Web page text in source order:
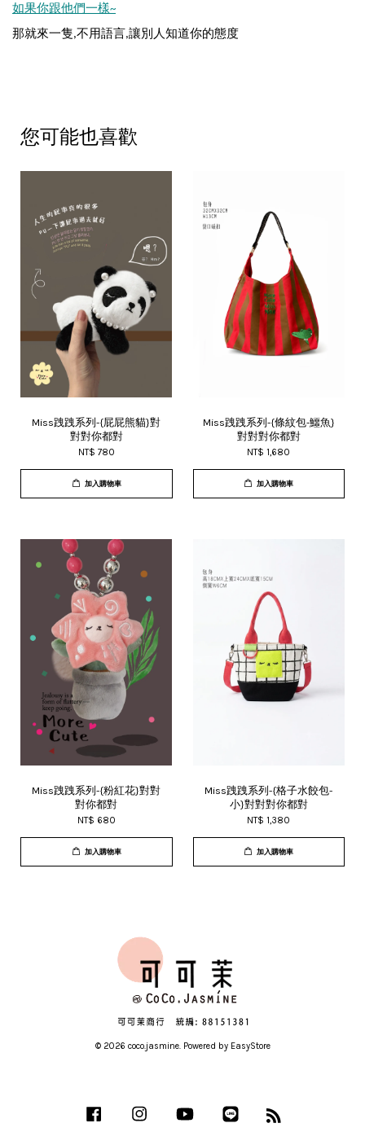
如果你跟他們一樣~
那就來一隻,不用語言,讓別人知道你的態度
您可能也喜歡
Miss跩跩系列-{屁屁熊貓}對
對對你都對
NT$ 780
加入購物車
Miss跩跩系列-{條紋包-鱷魚}
對對對你都對
NT$ 1,680
加入購物車
Miss跩跩系列-{粉紅花}對對
對你都對
NT$ 680
加入購物車
Miss跩跩系列-{格子水餃包-
小}對對對你都對
NT$ 1,380
加入購物車
© 2026 coco.jasmine. Powered by EasyStore
Facebook Instagram YouTube